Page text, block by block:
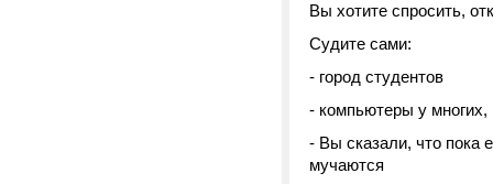
Вы хотите спросить,
Судите сами:
- город студентов
- компьютеры у
- Вы сказали, что пока
мучаются